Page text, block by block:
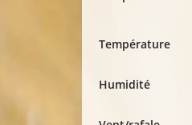
Température
Humidité